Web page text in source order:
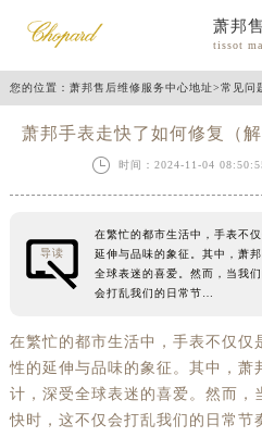
萧邦
tissot
您的位置： 萧邦售后维修服务中心地址>常见问
萧邦手表走快了如何修复（
 时间：2024-11-04
导读
在繁忙的都市生活中，手表不
延伸与品味的象征。其中，萧
全球表迷的喜爱。然而，当我
会打乱我们的日常节…
在繁忙的都市生活中，手表不仅仅
性的延伸与品味的象征。其中，萧
计，深受全球表迷的喜爱。然而，
快时，这不仅会打乱我们的日常节